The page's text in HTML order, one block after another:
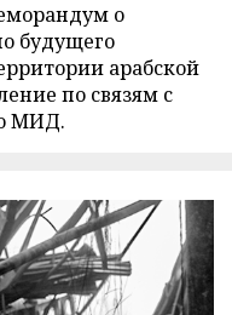
о
будущего
арабской
по связям с
МИД.